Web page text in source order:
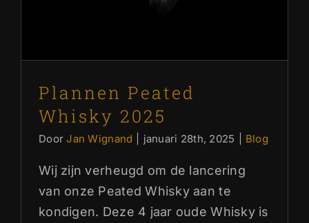
Plannen Peated
Whisky 2025
DoorJan Wignand januari 28th, 2025 Blog
Wij zijn verheugd om de lancering
van onze Peated Whisky aan te
kondigen. Deze 4 jaar oude Whisky is